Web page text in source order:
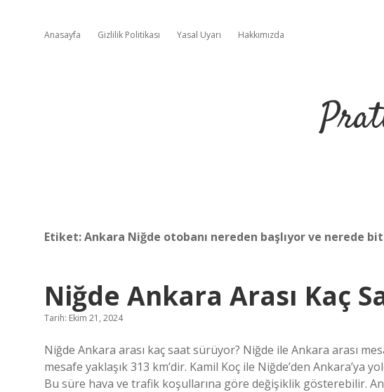
Anasayfa Gizlilik Politikası Yasal Uyarı Hakkımızda
Etiket:Ankara Niğde otobanı nereden başlıyor ve nerede
Niğde Ankara Arası Kaç
Tarih: Ekim 21, 2024
Niğde Ankara arası kaç saat sürüyor? Niğde ile Ankara arası
mesafe yaklaşık 313 km’dir. Kamil Koç ile Niğde’den Ankara’ya
Bu süre hava ve trafik koşullarına göre değişiklik gösterebilir.